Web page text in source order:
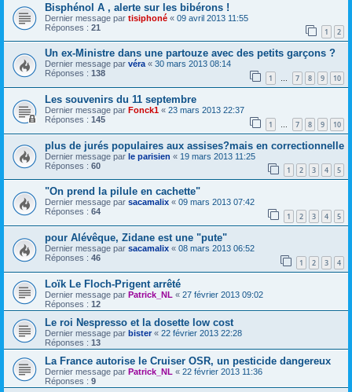
Bisphénol A , alerte sur les bibérons !
Dernier message par tisiphoné « 09 avril 2013 11:55
Réponses : 21 1 2
Un ex-Ministre dans une partouze avec des petits garçons ?
Dernier message par véra « 30 mars 2013 08:14
Réponses : 138 1 … 7 8 9 10
Les souvenirs du 11 septembre
Dernier message par Fonck1 « 23 mars 2013 22:37
Réponses : 145 1 … 7 8 9 10
plus de jurés populaires aux assises?mais en correctionnelle
Dernier message par le parisien « 19 mars 2013 11:25
Réponses : 60 1 2 3 4 5
"On prend la pilule en cachette"
Dernier message par sacamalix « 09 mars 2013 07:42
Réponses : 64 1 2 3 4 5
pour Alévêque, Zidane est une "pute"
Dernier message par sacamalix « 08 mars 2013 06:52
Réponses : 46 1 2 3 4
Loïk Le Floch-Prigent arrêté
Dernier message par Patrick_NL « 27 février 2013 09:02
Réponses : 12
Le roi Nespresso et la dosette low cost
Dernier message par bister « 22 février 2013 22:28
Réponses : 13
La France autorise le Cruiser OSR, un pesticide dangereux
Dernier message par Patrick_NL « 22 février 2013 11:36
Réponses : 9